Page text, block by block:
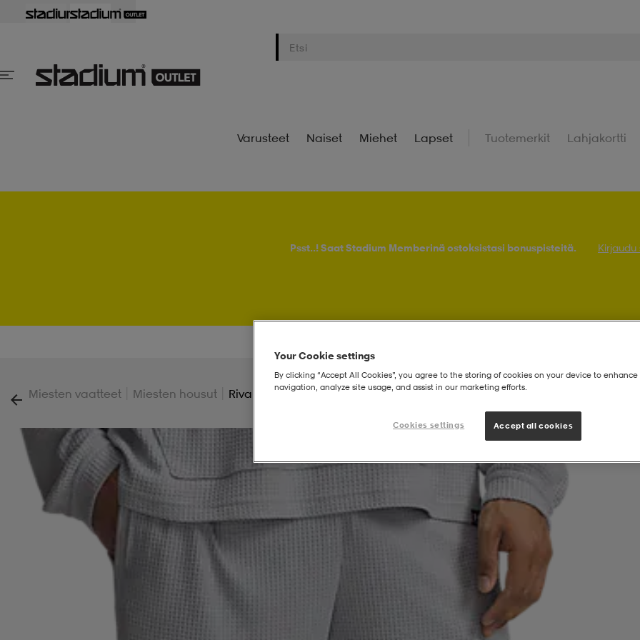
Varusteet Naiset Miehet Lapset Tuotemerkit Lahjakortti
Psst..! Saat Stadium Memberinä ostoksistasi bonuspisteitä. Kirjaudu
Miesten vaatteet Miesten housut Rival Waffle Jogger M
Your Cookie settings
By clicking “Accept All Cookies”, you agree to the storing of cookies on your device to enhance
navigation, analyze site usage, and assist in our marketing efforts.
Cookies settings Accept all cookies